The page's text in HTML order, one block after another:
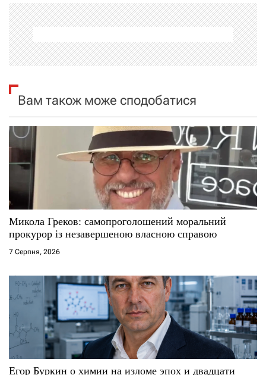
г
а
ц
і
я
з
а
п
и
с
в
Вам також може сподобатися
Микола Греков: самопроголошений моральний
прокурор із незавершеною власною справою
7 Серпня, 2026
Егор Буркин о химии на изломе эпох и двадцати